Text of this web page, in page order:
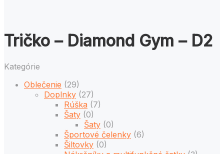
Tričko – Diamond Gym – D2
Kategórie
Oblečenie (29)
Doplnky (27)
Rúška (7)
Šaty (0)
Šaty (0)
Športové čelenky (6)
Šiltovky (0)